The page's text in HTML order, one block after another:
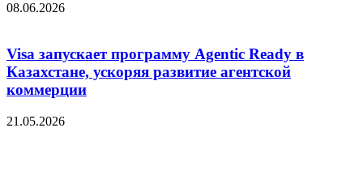
08.06.2026
Visa запускает программу Agentic Ready в
Казахстане, ускоряя развитие агентской
коммерции
21.05.2026